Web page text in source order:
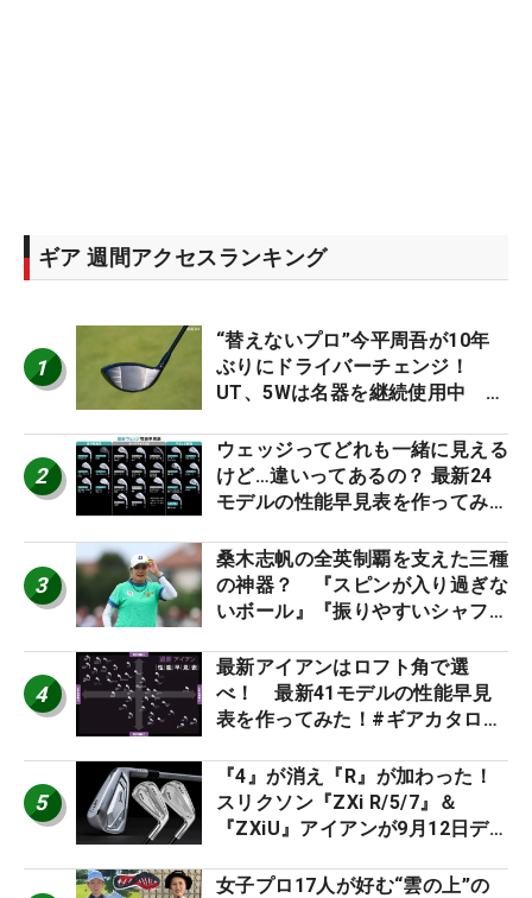
ギア 週間アクセスランキング
1
“替えないプロ”今平周吾が10年
ぶりにドライバーチェンジ！
UT、5Wは名器を継続使用中 #
2
ウェッジってどれも一緒に見える
けど…違いってあるの？ 最新24
モデルの性能早見表を作ってみ
3
桑木志帆の全英制覇を支えた三種
の神器？ 『スピンが入り過ぎな
いボール』『振りやすいシャフ
ー』 #女子プロセッティング
4
最新アイアンはロフト角で選
べ！ 最新41モデルの性能早見
表を作ってみた！#ギアカタログ
5
『4』が消え『R』が加わった！
スリクソン『ZXi R/5/7』＆
『ZXiU』アイアンが9月12日デ
女子プロ17人が好む“雲の上”の